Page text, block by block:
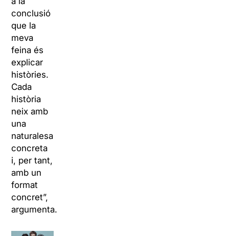
conclusió
que la
meva
feina és
explicar
històries.
Cada
història
neix amb
una
naturalesa
concreta
i, per tant,
amb un
format
concret”,
argumenta.